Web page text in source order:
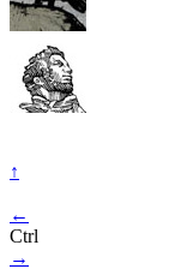
↑
←
Ctrl
→